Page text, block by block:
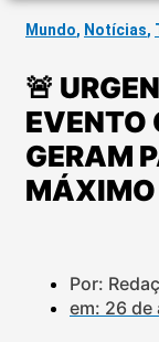
Mundo, Notícias,
🚨
GERAM
Por:
em: 26 de